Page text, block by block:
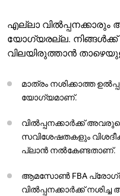
എല്ലാ വിൽപ്പനക്കാരും
യോഗ്യരല്ല.
വിലയിരുത്താൻ
മാത്രം നശിക്കാത്ത
യോഗ്യമാണ്.
വിൽപ്പനക്കാർക്ക്
സവിശേഷതകളും
പ്ലാൻ നൽകേണ്ടതാണ്.
ആമസോൺ FBA
വിൽപ്പനക്കാർക്ക്